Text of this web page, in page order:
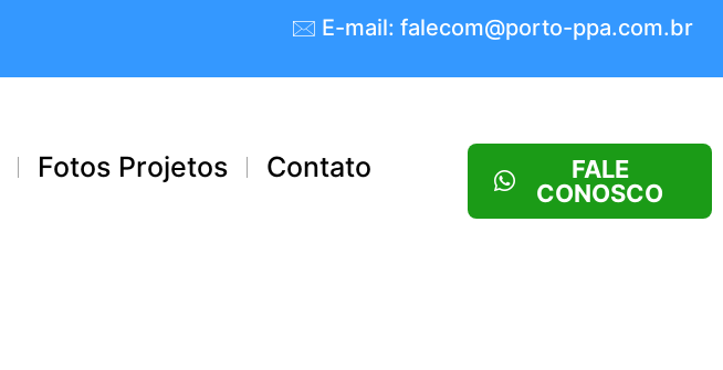
🖂 E-mail: falecom@porto-ppa.com.br
Fotos Projetos Contato
FALE
CONOSCO